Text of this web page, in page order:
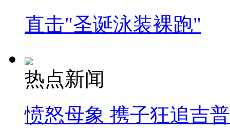
直击"圣诞泳装裸跑"
热点新闻
愤怒母象 携子狂追吉